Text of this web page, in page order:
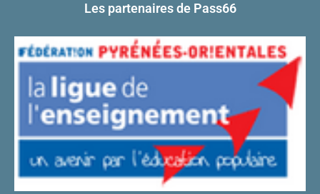
Les partenaires de Pass66